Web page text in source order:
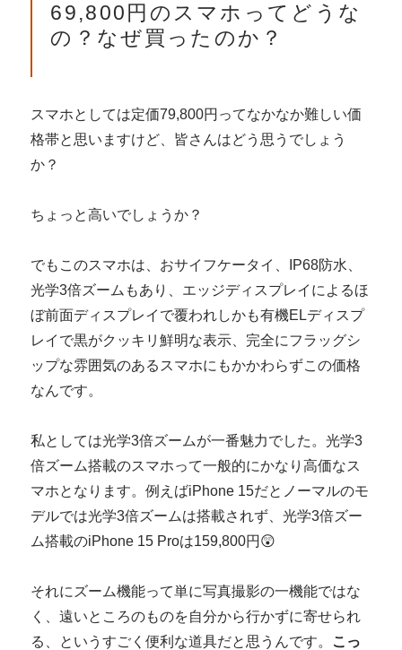
69,800円のスマホってどうな
の？なぜ買ったのか？
スマホとしては定価79,800円ってなかなか難しい価
格帯と思いますけど、皆さんはどう思うでしょう
か？
ちょっと高いでしょうか？
でもこのスマホは、おサイフケータイ、IP68防水、
光学3倍ズームもあり、エッジディスプレイによるほ
ぼ前面ディスプレイで覆われしかも有機ELディスプ
レイで黒がクッキリ鮮明な表示、完全にフラッグシ
ップな雰囲気のあるスマホにもかかわらずこの価格
なんです。
私としては光学3倍ズームが一番魅力でした。光学3
倍ズーム搭載のスマホって一般的にかなり高価なス
マホとなります。例えばiPhone 15だとノーマルのモ
デルでは光学3倍ズームは搭載されず、光学3倍ズー
ム搭載のiPhone 15 Proは159,800円😲
それにズーム機能って単に写真撮影の一機能ではな
く、遠いところのものを自分から行かずに寄せられ
る、というすごく便利な道具だと思うんです。 こっ